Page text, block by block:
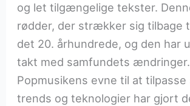
og let tilgængelige tekster.
rødder, der strækker sig tilbage
det 20. århundrede, og den har
takt med samfundets ændringer.
Popmusikens evne til at tilpasse
trends og teknologier har gjort